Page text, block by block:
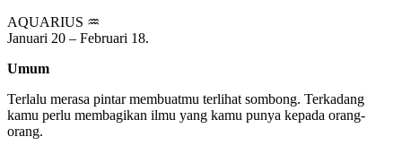
AQUARIUS ♒
Januari 20 – Februari 18.
Umum
Terlalu merasa pintar membuatmu terlihat sombong. Terkadang
kamu perlu membagikan ilmu yang kamu punya kepada orang-
orang.